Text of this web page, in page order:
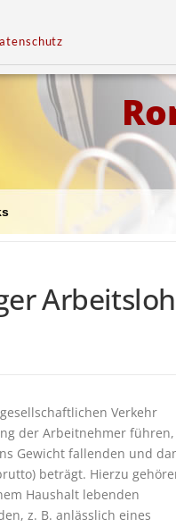
Verkehr
der Arbeitnehmer führen,
Gewicht fallenden und
beträgt. Hierzu
Haushalt lebenden
z. B. anlässlich eines